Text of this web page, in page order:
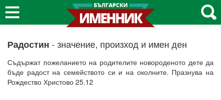
Радостин - значение, произход и имен ден
Съдържат пожеланието на родителите новороденото дете да
бъде радост на семейството си и на околните. Празнува на
Рождество Христово 25.12